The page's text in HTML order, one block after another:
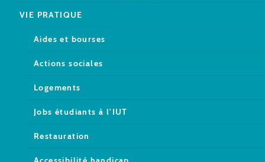
VIE PRATIQUE
Aides et bourses
Actions sociales
Logements
Jobs étudiants à l'IUT
Restauration